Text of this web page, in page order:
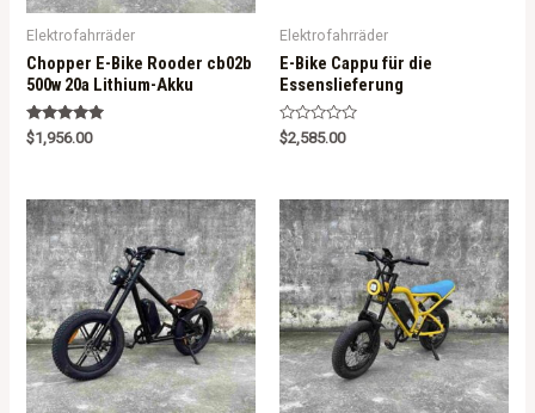
Elektrofahrräder
Chopper E-Bike Rooder cb02b
500w 20a Lithium-Akku
Rated
5.00
$1,956.00
Elektrofahrräder
E-Bike Cappu für die
Essenslieferung
R
a
0
o
u
t
o
f
5
$2,585.00